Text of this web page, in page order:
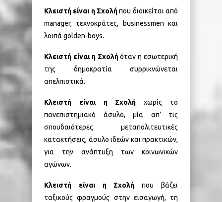
Κλειστή είναι η Σχολήπου διοικείται από
manager, τεχνοκράτες, businessmen και
λοιπά golden-boys.
Κλειστή είναι η Σχολήόταν η εσωτερική
της δημοκρατία συρρικνώνεται
απελπιστικά.
Κλειστή είναι η Σχολή χωρίς το
πανεπιστημιακό άσυλο, μία απ’ τις
σπουδαιότερες μεταπολιτευτικές
κατακτήσεις, άσυλο ιδεών και πρακτικών,
για την ανάπτυξη των κοινωνικών
αγώνων.
Κλειστή είναι η Σχολή που βάζει
ταξικούς φραγμούς στην εισαγωγή, τη